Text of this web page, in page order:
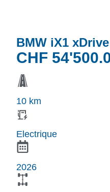
BMW iX1
CHF
10 km
Electrique
2026